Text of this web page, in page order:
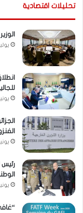
تحليلات اقتصادية
يوليو 1,
يونيو 28,
يونيو 25,
رئيس
يونيو 25,